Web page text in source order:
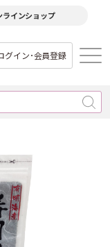
ラインショップ
グイン･会員登録